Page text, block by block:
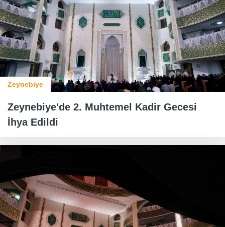
Zeynebiye
Zeynebiye'de 2. Muhtemel Kadir Gecesi
İhya Edildi